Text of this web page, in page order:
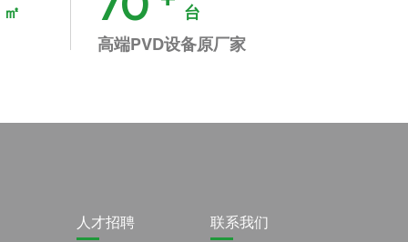
㎡ 70
台
高端PVD设备原厂家
人才招聘 联系我们